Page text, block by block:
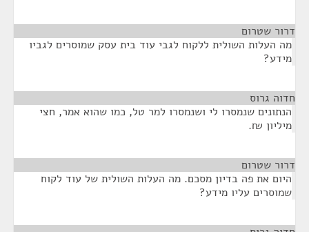
דרור שטרום
מה העלות השולית ללקוח לגבי עוד בית עסק שמוסרים לגביו
מידע?
חדוה גרוס
הנתונים שנמסרו לי ושנמסרו למר טל, כמו שהוא אמר, חצי
מיליון ₪.
דרור שטרום
היום את פה בדיון מסכם. מה העלות השולית של עוד לקוח
שמוסרים עליו מידע?